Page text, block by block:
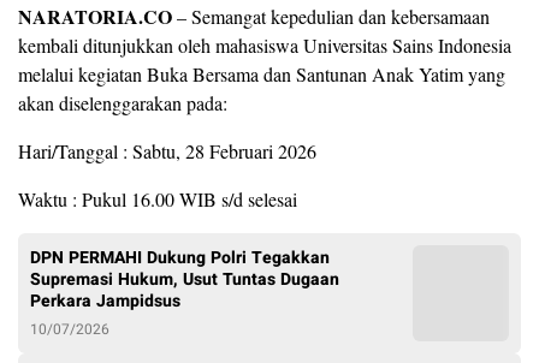
NARATORIA.CO– Semangat kepedulian dan kebersamaan
kembali ditunjukkan oleh mahasiswa Universitas Sains Indonesia
melalui kegiatan Buka Bersama dan Santunan Anak Yatim yang
akan diselenggarakan pada:
Hari/Tanggal : Sabtu, 28 Februari 2026
Waktu : Pukul 16.00 WIB s/d selesai
DPN PERMAHI Dukung Polri Tegakkan
Supremasi Hukum, Usut Tuntas Dugaan
Perkara Jampidsus
10/07/2026